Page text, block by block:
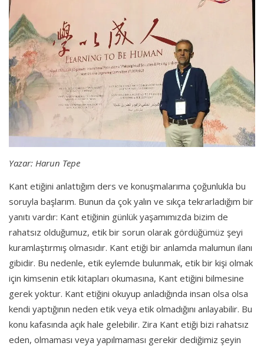
BLOG
Yazar: Harun Tepe
Kant etiğini anlattığım ders ve konuşmalarıma çoğunlukla bu
soruyla başlarım. Bunun da çok yalın ve sıkça tekrarladığım bir
yanıtı vardır: Kant etiğinin günlük yaşamımızda bizim de
rahatsız olduğumuz, etik bir sorun olarak gördüğümüz şeyi
kuramlaştırmış olmasıdır. Kant etiği bir anlamda malumun ilanı
gibidir. Bu nedenle, etik eylemde bulunmak, etik bir kişi olmak
için kimsenin etik kitapları okumasına, Kant etiğini bilmesine
gerek yoktur. Kant etiğini okuyup anladığında insan olsa olsa
kendi yaptığının neden etik veya etik olmadığını anlayabilir. Bu
konu kafasında açık hale gelebilir. Zira Kant etiği bizi rahatsız
eden, olmaması veya yapılmaması gerekir dediğimiz şeyin